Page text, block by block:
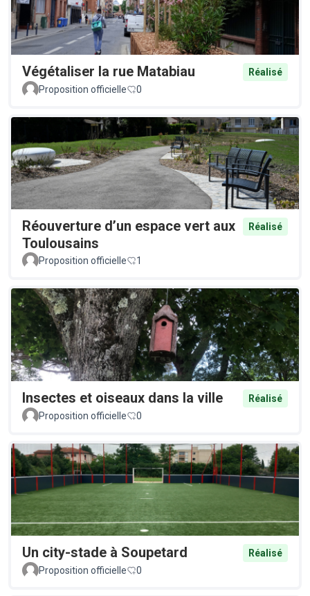
Végétaliser la rue Matabiau
Réalisé
Proposition officielle
0
Réouverture d’un espace vert aux
Toulousains
Réalisé
Proposition officielle 1
Insectes et oiseaux dans la ville
Réalisé
Proposition officielle
0
Un city-stade à Soupetard
Réalisé
Proposition officielle
0